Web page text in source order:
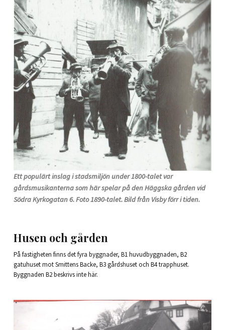
Ett populärt inslag i stadsmiljön under 1800-talet var
gårdsmusikanterna som här spelar på den Häggska gården vid
Södra Kyrkogatan 6. Foto 1890-talet. Bild från Visby förr i tiden.
Husen och gården
På fastigheten finns det fyra byggnader, B1 huvudbyggnaden, B2
gatuhuset mot Smittens Backe, B3 gårdshuset och B4 trapphuset.
Byggnaden B2 beskrivs inte här.